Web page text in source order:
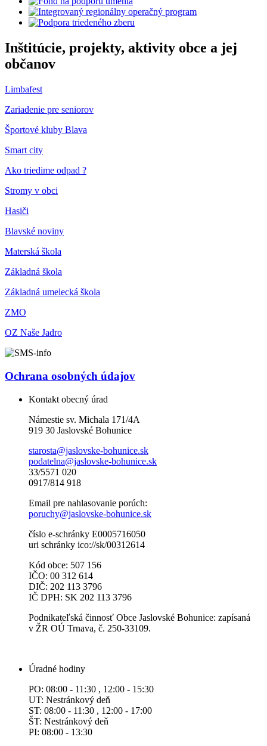
Inštitúcie, projekty, aktivity obce a jej
občanov
Limbafest
Zariadenie pre seniorov
Športové kluby Blava
Smart city
Ako triedime odpad ?
Stromy v obci
Hasiči
Blavské noviny
Materská škola
Základná škola
Základná umelecká škola
ZMO
OZ Naše Jadro
Ochrana osobných údajov
Kontakt obecný úrad
Námestie sv. Michala 171/4A
919 30 Jaslovské Bohunice
starosta@jaslovske-bohunice.sk
podatelna@jaslovske-bohunice.sk
33/5571 020
0917/814 918
Email pre nahlasovanie porúch:
poruchy@jaslovske-bohunice.sk
číslo e-schránky E0005716050
uri schránky ico://sk/00312614
Kód obce: 507 156
IČO: 00 312 614
DIČ: 202 113 3796
IČ DPH: SK 202 113 3796
Podnikateľská činnosť Obce Jaslovské Bohunice: zapísaná
v ŽR OÚ Trnava, č. 250-33109.
Úradné hodiny
PO: 08:00 - 11:30 , 12:00 - 15:30
UT: Nestránkový deň
ST: 08:00 - 11:30 , 12:00 - 17:00
ŠT: Nestránkový deň
PI: 08:00 - 13:30